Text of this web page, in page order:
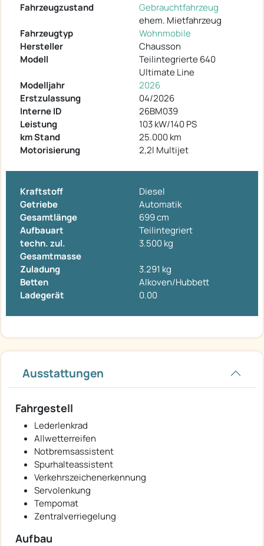
Fahrzeugzustand
Gebrauchtfahrzeug
ehem. Mietfahrzeug
Fahrzeugtyp
Wohnmobile
Hersteller
Chausson
Modell
Teilintegrierte 640
Ultimate Line
Modelljahr
2026
Erstzulassung
04/2026
Interne ID
26BM039
Leistung
103 kW/140 PS
km Stand
25.000 km
Motorisierung
2,2l Multijet
Kraftstoff
Diesel
Getriebe
Automatik
Gesamtlänge
699 cm
Aufbauart
Teilintegriert
techn. zul.
Gesamtmasse
3.500 kg
Zuladung
3.291 kg
Betten
Alkoven/Hubbett
Ladegerät
0.00
Ausstattungen
Fahrgestell
Lederlenkrad
Allwetterreifen
Notbremsassistent
Spurhalteassistent
Verkehrszeichenerkennung
Servolenkung
Tempomat
Zentralverriegelung
Aufbau